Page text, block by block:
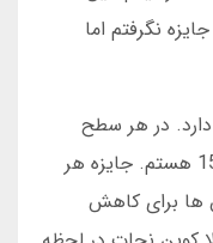
نگرفتم اما
در هر سطح
نکات جدید یاد می دهند. من سطح 15 هستم. جایزه هر
ها برای کاهش